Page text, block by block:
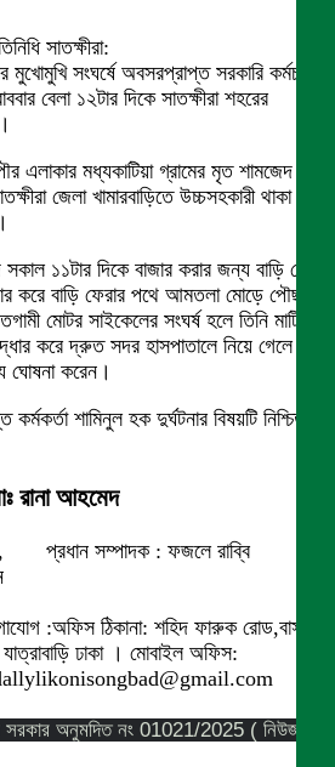
সাতক্ষীরা:
মুখোমুখি সংঘর্ষে অবসরপ্রাপ্ত সরকারি কর্মচারীর
বেলা ১২টার দিকে সাতক্ষীরা শহরের
মধ্যকাটিয়া গ্রামের মৃত শামজেদ
জেলা খামারবাড়িতে উচ্চসহকারী থাকা
১১টার দিকে বাজার করার জন্য বাড়ি থেকে
করে বাড়ি ফেরার পথে আমতলা মোড়ে পৌছালে
মোটর সাইকেলের সংঘর্ষ হলে তিনি মাটিতে
করে দ্রুত সদর হাসপাতালে নিয়ে গেলে
ঘোষনা করেন।
শামিনুল হক দুর্ঘটনার বিষয়টি নিশ্চিত
রানা আহমেদ
প্রধান সম্পাদক : ফজলে রাব্বি
:অফিস ঠিকানা: শহিদ ফারুক রোড,বাসা
ঢাকা । মোবাইল অফিস:
সরকার অনুমদিত নং 01021/2025 ( নিউজ